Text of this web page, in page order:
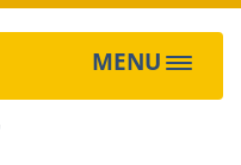
MENU Toggle